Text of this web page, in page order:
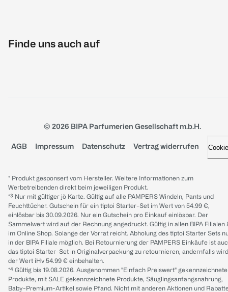
Finde uns auch auf
© 2026 BIPA Parfumerien Gesellschaft m.b.H.
AGB Impressum Datenschutz Vertrag widerrufen
* Produkt gesponsert vom Hersteller. Weitere Informationen zum
Werbetreibenden direkt beim jeweiligen Produkt.
*³ Nur mit gültiger jö Karte. Gültig auf alle PAMPERS Windeln, Pants und
Feuchttücher. Gutschein für ein tiptoi Starter-Set im Wert von 54.99 €,
einlösbar bis 30.09.2026. Nur ein Gutschein pro Einkauf einlösbar. Der
Sammelwert wird auf der Rechnung angedruckt. Gültig in allen BIPA Filialen
im Online Shop. Solange der Vorrat reicht. Abholung des tiptoi Starter Sets
in der BIPA Filiale möglich. Bei Retournierung der PAMPERS Einkäufe ist
das tiptoi Starter-Set in Originalverpackung zu retournieren, andernfalls wird
der Wert iHv 54.99 € einbehalten.
*⁴ Gültig bis 19.08.2026. Ausgenommen "Einfach Preiswert" gekennzeichnete
Produkte, mit SALE gekennzeichnete Produkte, Säuglingsanfangsnahrung,
Baby-Premium-Artikel sowie Pfand. Nicht mit anderen Aktionen und